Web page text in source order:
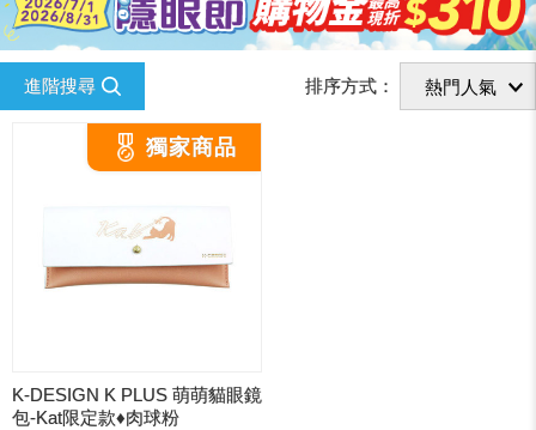
進階搜尋 排序方式：
K-DESIGN K PLUS 萌萌貓眼鏡
包-Kat限定款♦肉球粉